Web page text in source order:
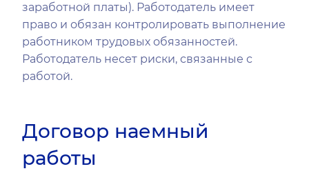
заработной платы). Работодатель имеет
право и обязан контролировать выполнение
работником трудовых обязанностей.
Работодатель несет риски, связанные с
работой.
Договор наемный
работы